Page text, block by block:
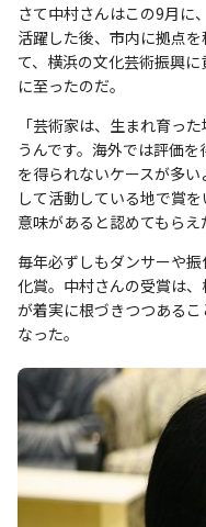
さて中村さんはこの9月に
活躍した後、市内に拠点
て、横浜の文化芸術振興
に至ったのだ。
「芸術家は、生まれ育っ
うんです。海外では評価
を得られないケースが多
して活動している地で賞
意味があると認めてもらえ
毎年必ずしもダンサーや
化賞。中村さんの受賞は
が着実に根づきつつある
なった。